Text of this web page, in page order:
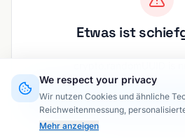
Etwas ist
Seite neu
We respect your privacy
Wir nutzen Cookies und ähnliche
Reichweitenmessung,
externer Inhalte (§ 25 TTDSG).
Mehr anzeigen